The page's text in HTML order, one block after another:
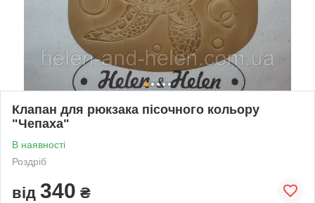
Клапан для рюкзака пісочного кольору
"Чепаха"
В наявності
Роздріб
від 340 ₴